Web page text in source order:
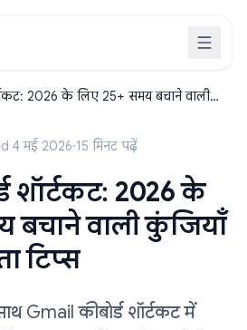
2026 के लिए 25+ समय बचाने वाली
4 मई 2026·15 मिनट पढ़ें
शॉर्टकट: 2026 के
बचाने वाली कुंजियाँ
टिप्स
Gmail कीबोर्ड शॉर्टकट में